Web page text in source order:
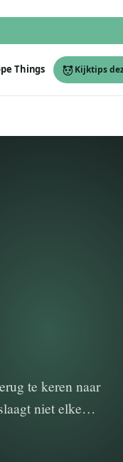
Things Kijktips
te keren naar
niet elke…